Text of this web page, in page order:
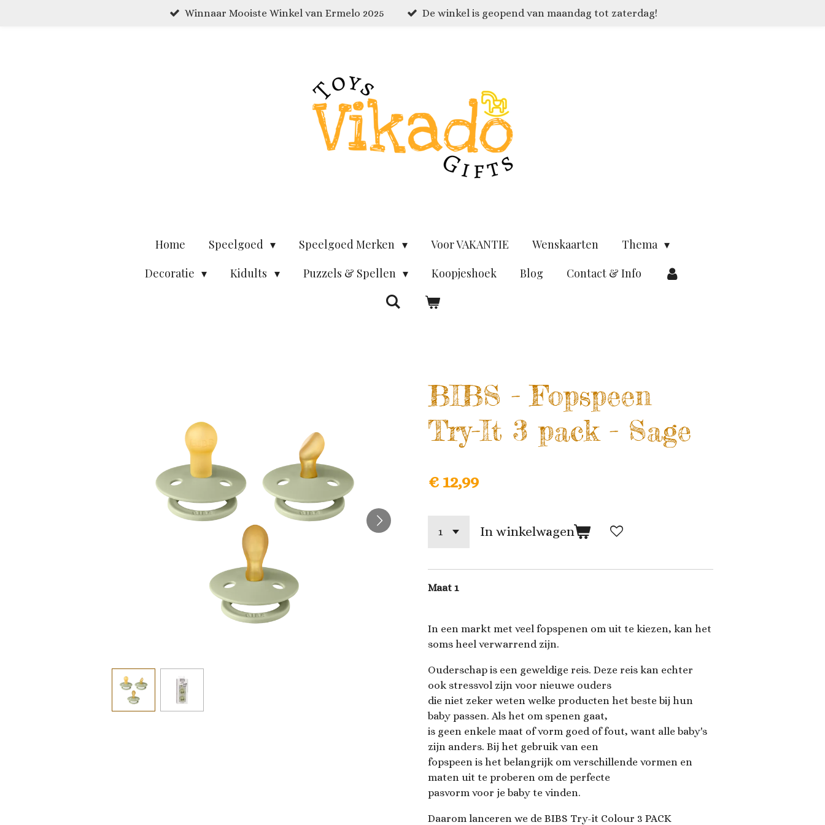
Winnaar Mooiste Winkel van Ermelo 2025 De winkel is geopend van maandag tot zaterdag!
Home Speelgoed Speelgoed Merken Voor VAKANTIE Wenskaarten
Thema
Decoratie
Kidults Puzzels & Spellen Koopjeshoek Blog Contact & Info
BIBS - Fopspeen
Try-It 3 pack - Sage
€ 12,99
In winkelwagen
Maat 1
In een markt met veel fopspenen om uit te kiezen, kan het
soms heel verwarrend zijn.
Ouderschap is een geweldige reis. Deze reis kan echter
ook stressvol zijn voor nieuwe ouders
die niet zeker weten welke producten het beste bij hun
baby passen. Als het om spenen gaat,
is geen enkele maat of vorm goed of fout, want alle baby's
zijn anders. Bij het gebruik van een
fopspeen is het belangrijk om verschillende vormen en
maten uit te proberen om de perfecte
pasvorm voor je baby te vinden.
Daarom lanceren we de BIBS Try-it Colour 3 PACK